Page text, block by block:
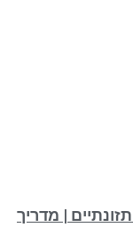
| מדריך